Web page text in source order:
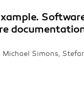
Michael Simons,